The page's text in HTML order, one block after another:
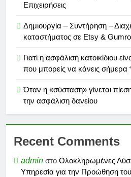
Επιχειρήσεις
Δημιουργία – Συντήρηση –
καταστήματος σε Etsy &
Γιατί η ασφάλιση κατοικίδιου
που μπορείς να κάνεις σήμερα
Όταν η «σύσταση» γίνεται
την ασφάλιση δανείου
Recent Comments
admin στο Ολοκληρωμένες
Υπηρεσία για την Προώθηση